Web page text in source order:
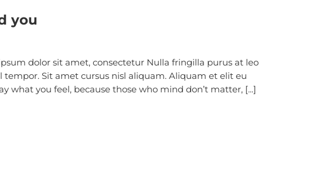
you
dolor sit amet, consectetur Nulla fringilla purus at leo
Sit amet cursus nisl aliquam. Aliquam et elit eu
what you feel, because those who mind don’t matter, [...]